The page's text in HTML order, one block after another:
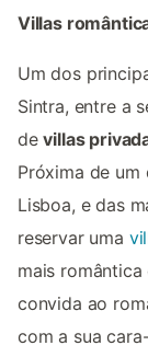
Villas
Um dos
Sintra, entre a
devillas
Próxima de um
Lisboa, e das
reservar uma
mais
convida ao
com a sua